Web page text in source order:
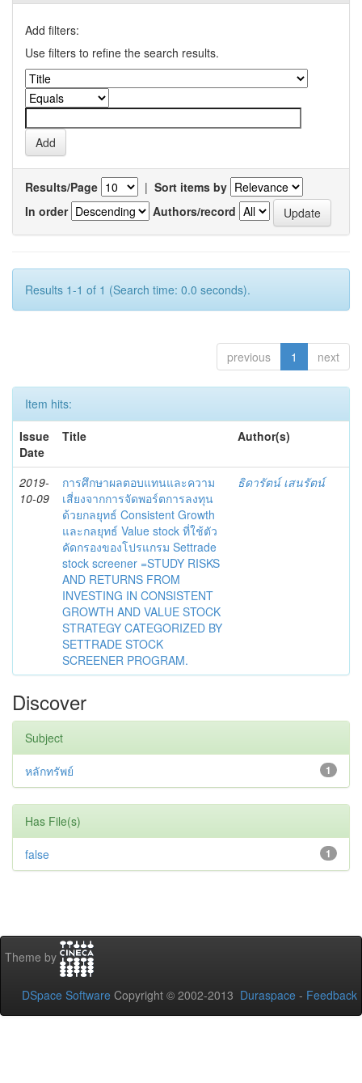
Add filters:
Use filters to refine the search results.
Results/Page | Sort items by
In order
Authors/record
Results 1-1 of 1 (Search time: 0.0 seconds).
previous 1 next
Item hits:
Issue
Date
Title Author(s)
2019-
10-09
การศึกษาผลตอบแทนและความ
เสี่ยงจากการจัดพอร์ตการลงทุน
ด้วยกลยุทธ์ Consistent Growth
และกลยุทธ์ Value stock ที่ใช้ตัว
คัดกรองของโปรแกรม Settrade
stock screener =STUDY RISKS
AND RETURNS FROM
INVESTING IN CONSISTENT
GROWTH AND VALUE STOCK
STRATEGY CATEGORIZED BY
SETTRADE STOCK
SCREENER PROGRAM.
ธิดารัตน์ เสนรัตน์
Discover
Subject
1
หลักทรัพย์
Has File(s)
1
false
Theme by
DSpace Software Copyright © 2002-2013 Duraspace - Feedback